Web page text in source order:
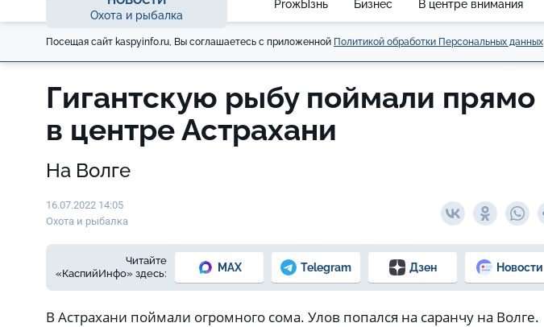
Охота и рыбалка
ProжЫзнь Бизнес В центре внимания
Посещая сайт kaspyinfo.ru, Вы соглашаетесь с приложенной Политикой обработки Персональных данных
Гигантскую рыбу поймали прямо
в центре Астрахани
На Волге
16.07.2022 14:05
Охота и рыбалка
Читайте
«КаспийИнфо» здесь:
MAX Telegram Дзен Новости
В Астрахани поймали огромного сома. Улов попался на саранчу на Волге.